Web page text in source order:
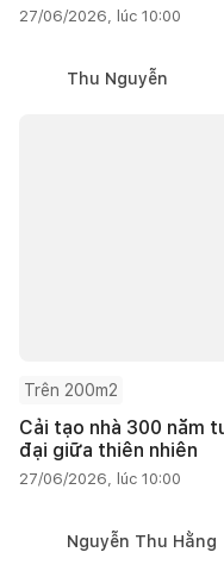
27/06/2026, lúc 10:00
Thu Nguyễn
Trên 200m2
Cải tạo nhà 300 năm
đại giữa thiên nhiên
27/06/2026, lúc 10:00
Nguyễn Thu Hằng